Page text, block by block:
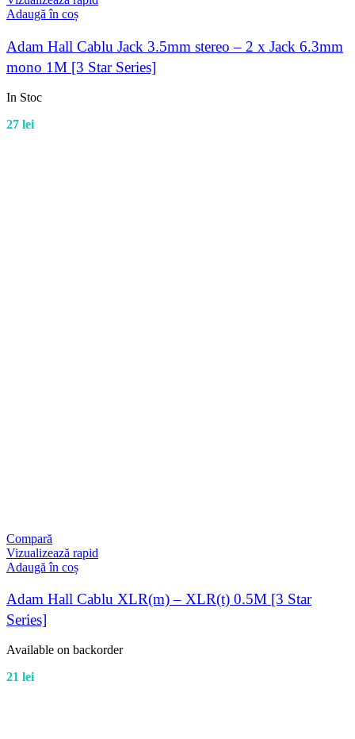
Adaugă în coș
Adam Hall Cablu Jack 3.5mm stereo – 2 x Jack 6.3mm
mono 1M [3 Star Series]
In Stoc
27 lei
Compară
Vizualizează rapid
Adaugă în coș
Adam Hall Cablu XLR(m) – XLR(t) 0.5M [3 Star
Series]
Available on backorder
21 lei